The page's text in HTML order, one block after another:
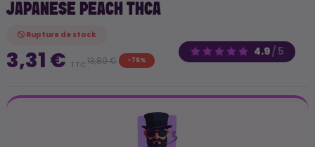
JAPANESE PEACH THCA
4.9/ 5
Rupture de stock
3,31 € TTC 13,80 € -76%